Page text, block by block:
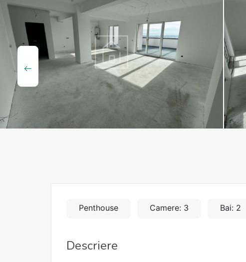
Penthouse Camere: 3 Bai: 2
Descriere